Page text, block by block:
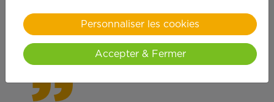
quand on y met du
cœur !
Personnaliser les cookies
Accepter & Fermer